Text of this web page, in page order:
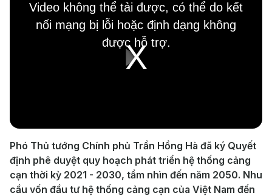
Play
Video
window.
Video không thể tải được, có thể do kết
nối mạng bị lỗi hoặc định dạng không
được hỗ trợ.
Phó Thủ tướng Chính phủ Trần Hồng Hà đã ký Quyết
định phê duyệt quy hoạch phát triển hệ thống cảng
cạn thời kỳ 2021 - 2030, tầm nhìn đến năm 2050. Nhu
cầu vốn đầu tư hệ thống cảng cạn của Việt Nam đến